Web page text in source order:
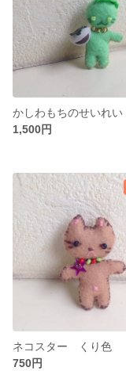
かしわもちのせいれい
1,500円
ネコスター くり色
750円